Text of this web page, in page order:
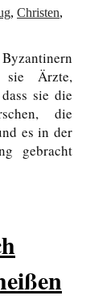
, Christen,
Ärzte,
sie die
die
es in der
gebracht